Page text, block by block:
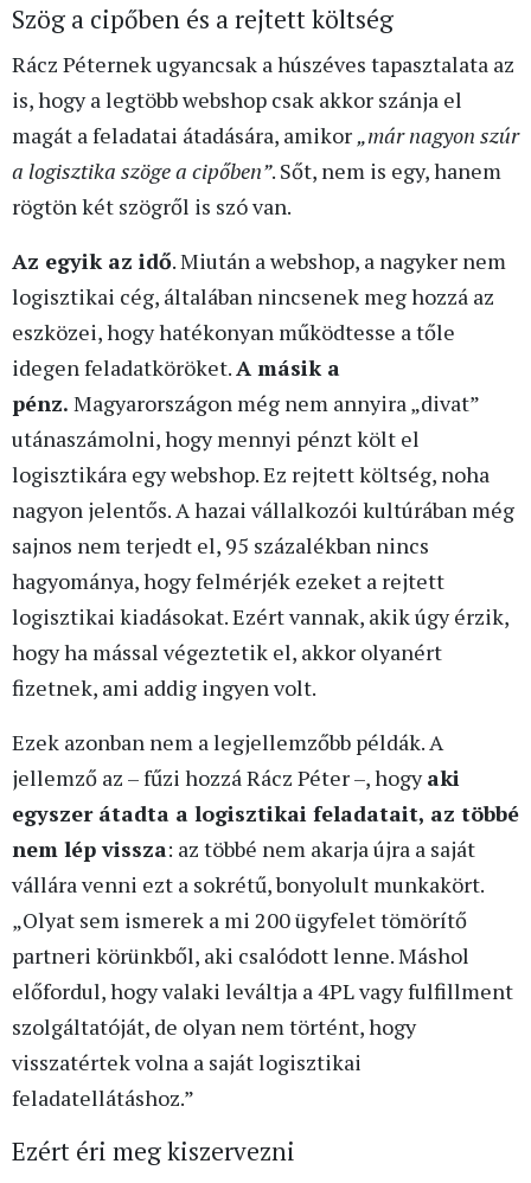
Szög a cipőben és a rejtett költség
Rácz Péternek ugyancsak a húszéves tapasztalata az
is, hogy a legtöbb webshop csak akkor szánja el
magát a feladatai átadására, amikor„már nagyon szúr
a logisztika szöge a cipőben”. Sőt, nem is egy, hanem
rögtön két szögről is szó van.
Az egyik az idő. Miután a webshop, a nagyker nem
logisztikai cég, általában nincsenek meg hozzá az
eszközei, hogy hatékonyan működtesse a tőle
idegen feladatköröket.A másik a
pénz. Magyarországon még nem annyira „divat”
utánaszámolni, hogy mennyi pénzt költ el
logisztikára egy webshop. Ez rejtett költség, noha
nagyon jelentős. A hazai vállalkozói kultúrában még
sajnos nem terjedt el, 95 százalékban nincs
hagyománya, hogy felmérjék ezeket a rejtett
logisztikai kiadásokat. Ezért vannak, akik úgy érzik,
hogy ha mással végeztetik el, akkor olyanért
fizetnek, ami addig ingyen volt.
Ezek azonban nem a legjellemzőbb példák. A
jellemző az – fűzi hozzá Rácz Péter –, hogyaki
egyszer átadta a logisztikai feladatait, az többé
nem lép vissza: az többé nem akarja újra a saját
vállára venni ezt a sokrétű, bonyolult munkakört.
„Olyat sem ismerek a mi 200 ügyfelet tömörítő
partneri körünkből, aki csalódott lenne. Máshol
előfordul, hogy valaki leváltja a 4PL vagy fulfillment
szolgáltatóját, de olyan nem történt, hogy
visszatértek volna a saját logisztikai
feladatellátáshoz.”
Ezért éri meg kiszervezni